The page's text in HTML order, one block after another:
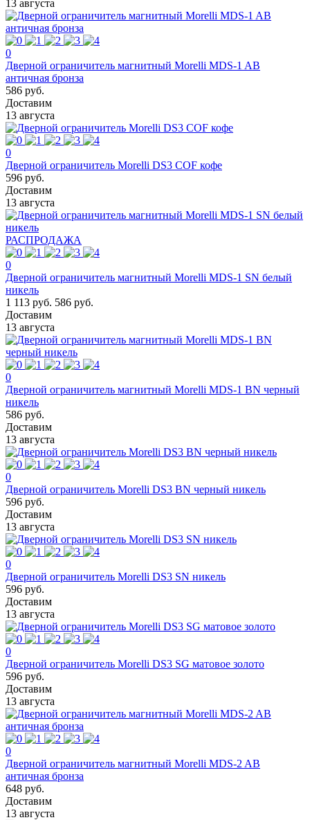
13 августа
0
Дверной ограничитель магнитный Morelli MDS-1 AB
античная бронза
586 руб.
Доставим
13 августа
0
Дверной ограничитель Morelli DS3 COF кофе
596 руб.
Доставим
13 августа
РАСПРОДАЖА
0
Дверной ограничитель магнитный Morelli MDS-1 SN белый
никель
1 113 руб. 586 руб.
Доставим
13 августа
0
Дверной ограничитель магнитный Morelli MDS-1 BN черный
никель
586 руб.
Доставим
13 августа
0
Дверной ограничитель Morelli DS3 BN черный никель
596 руб.
Доставим
13 августа
0
Дверной ограничитель Morelli DS3 SN никель
596 руб.
Доставим
13 августа
0
Дверной ограничитель Morelli DS3 SG матовое золото
596 руб.
Доставим
13 августа
0
Дверной ограничитель магнитный Morelli MDS-2 AB
античная бронза
648 руб.
Доставим
13 августа